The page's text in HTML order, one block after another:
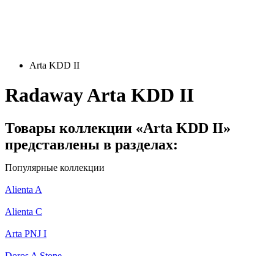
Arta KDD II
Radaway Arta KDD II
Товары коллекции «Arta KDD II»
представлены в разделах:
Популярные коллекции
Alienta A
Alienta C
Arta PNJ I